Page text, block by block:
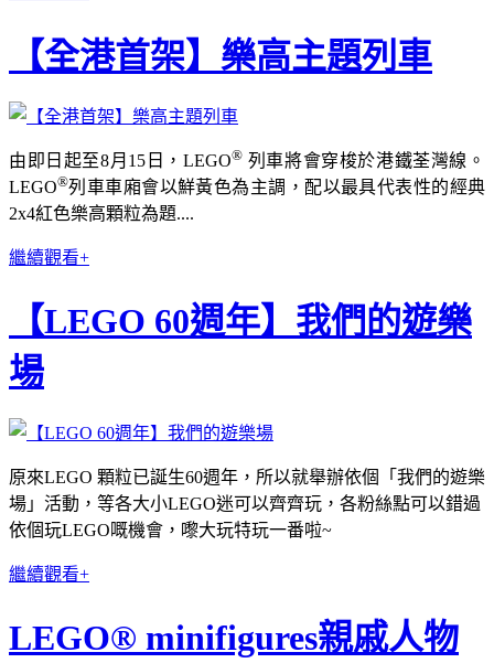
【全港首架】樂高主題列車
由即日起至8月15日，LEGO® 列車將會穿梭於港鐵荃灣線。
LEGO®列車車廂會以鮮黃色為主調，配以最具代表性的經典
2x4紅色樂高顆粒為題....
繼續觀看+
【LEGO 60週年】我們的遊樂
場
原來LEGO 顆粒已誕生60週年， 所以就舉辦依個「我們的遊樂
場」活動，等各大小LEGO迷可以齊齊玩 ，各粉絲點可以錯過
依個玩LEGO嘅機會 ，嚟大玩特玩一番啦~
繼續觀看+
LEGO® minifigures親戚人物